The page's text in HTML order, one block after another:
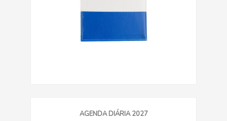
AGENDA DIÁRIA 2027